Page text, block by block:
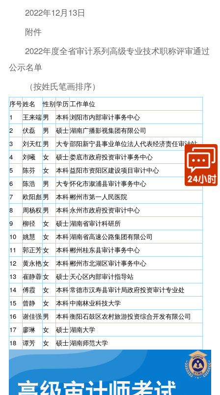
2022年12月13日
附件
2022年度全省审计系列高级专业技术职称评审通过
公示名单
（按姓氏笔画排序）
序号姓名 性别学历工作单位
1
王来端男 本科浏阳市内部审计事务中心
2
伏磊 男 硕士湖南广播影视集团有限公司
3
刘天红 男 大专邵阳新宁县事业单位法人代表经济责任审计站
4
刘曦 女 硕士娄底市政府投资审计事务中心
5
陈芬 女 本科益阳市资阳区建设项目审计中心
6
陈浩 男 大专怀化市溆浦县审计事务中心
7
欧阳彪男 本科郴州市第一人民医院
8
周杨权 男 本科永州市政府投资审计中心
9
柳径 女 硕士湖南省审计科研所
10
姚慧 女 本科湖南省高速公路集团有限公司
11
郭正芳女 本科郴州桂东县审计事务中心
12
黄永艳女 本科郴州市北湖区审计事务中心
13
崔静蓉女 硕士天心区内部审计指导站
14
傅霞 女 本科常德市汉寿县审计局政府投资审计专业处
15
曾静 女 本科中南林业科技大学
16
谢佳强男 本科衡阳石鼓区农村旅游投资综合开发有限公司
17
廖琳 女 硕士湖南大学
18
谭芳 女 硕士湖南师范大学